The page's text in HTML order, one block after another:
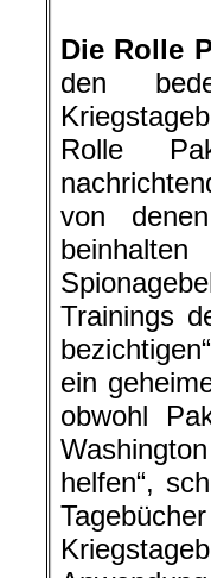
Die Rolle
den
Rolle
von
Trainings
ein
obwohl
helfen“,